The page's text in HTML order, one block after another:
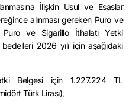
İlişkin Usul ve Esaslar
alınması gereken Puro ve
ve Sigarillo İthalatı Yetki
bedelleri 2026 yılı için aşağıdaki
Belgesi için 1.227.224 TL
Türk Lirası),